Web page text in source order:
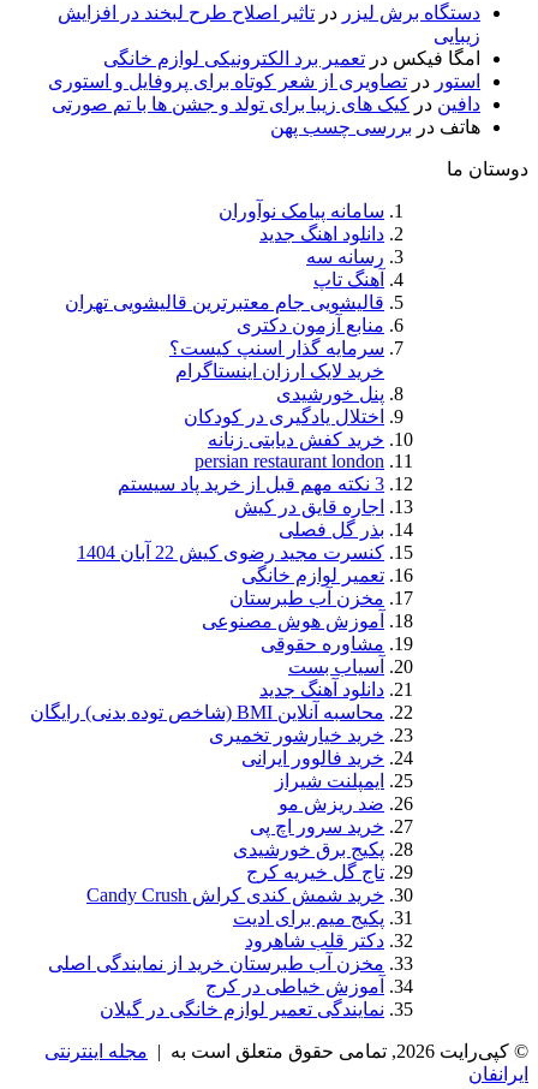
دستگاه برش لیزر در تاثیر اصلاح طرح لبخند در افزایش
زیبایی
امگا فیکس در تعمیر برد الکترونیکی لوازم خانگی
استور در تصاویری از شعر کوتاه برای پروفایل و استوری
دافین در کیک های زیبا برای تولد و جشن ها با تم صورتی
هاتف در بررسی چسب پهن
دوستان ما
سامانه پیامک نوآوران
دانلود اهنگ جدید
رسانه سه
آهنگ تاپ
قالیشویی جام معتبرترین قالیشویی تهران
منابع آزمون دکتری
سرمایه گذار اسنپ کیست؟
خرید لایک ارزان اینستاگرام
پنل خورشیدی
اختلال یادگیری در کودکان
خرید کفش دیابتی زنانه
persian restaurant london
3 نکته مهم قبل از خرید پاد سیستم
اجاره قایق در کیش
بذر گل فصلی
کنسرت مجید رضوی کیش 22 آبان 1404
تعمیر لوازم خانگی
مخزن آب طبرستان
آموزش هوش مصنوعی
مشاوره حقوقی
آسیاب بست
دانلود آهنگ جدید
محاسبه آنلاین BMI (شاخص توده بدنی) رایگان
خرید خیارشور تخمیری
خرید فالوور ایرانی
ایمپلنت شیراز
ضد ریزش مو
خرید سرور اچ پی
پکیج برق خورشیدی
تاج گل خیریه کرج
خرید شمش کندی کراش Candy Crush
پکیج میم برای ادیت
دکتر قلب شاهرود
مخزن آب طبرستان خرید از نمایندگی اصلی
آموزش خیاطی در کرج
نمایندگی تعمیر لوازم خانگی در گیلان
© کپی‌رایت 2026, تمامی حقوق متعلق است به |
مجله اینترنتی
ایرانفان